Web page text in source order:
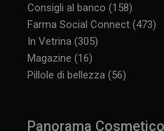
Consigli al banco (158)
Farma Social Connect (473)
In Vetrina (305)
Magazine (16)
Pillole di bellezza (56)
Panorama Cosmetico